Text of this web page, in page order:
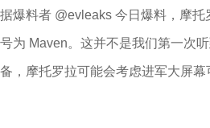
据爆料者 @evleaks 今日爆料，摩
号为 Maven。这并不是我们第一次
备，摩托罗拉可能会考虑进军大屏